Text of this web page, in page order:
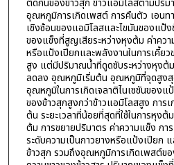
อุณหภูมิการเกิดเพสต์ การคืนตัว เอนท
เชิงซ้อนของแอมิโลสและไขมันของแป้
ของแข็งที่สูญเสียระหว่างหุงต้ม ค่าควา
หรือแป้งเปียกและพลังงานในการเคี้ย
สูง แต่มีปริมาณน้ำที่ดูดซับระหว่างหุงต้
ลดลง อุณหภูมิเริ่มต้น อุณหภูมิที่จุดสูง
อุณหภูมิในการเกิดเจลาติไนเซชันของแ
ของข้าวสุกสูงกว่าข้าวแอมิโลสสูง การ
ต้น ระยะเวลาที่น้อยที่สุดที่ใช้ในการหุง
ต้ม การขยายปริมาตร ค่าความแข็ง กา
ระดับความเป็นกาวยางหรือแป้งเปียก
ข้าวสุก รวมถึงอุณหภูมิการเกิดเพสต์ข